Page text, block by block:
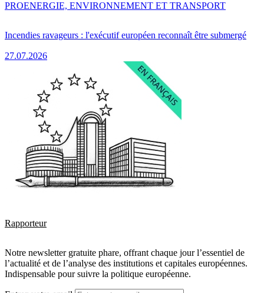
Incendies ravageurs : l'exécutif européen reconnaît être submergé
27.07.2026
PROENERGIE, ENVIRONNEMENT ET TRANSPORT
Rapporteur
Notre newsletter gratuite phare, offrant chaque jour l’essentiel de
l’actualité et de l’analyse des institutions et capitales européennes.
Indispensable pour suivre la politique européenne.